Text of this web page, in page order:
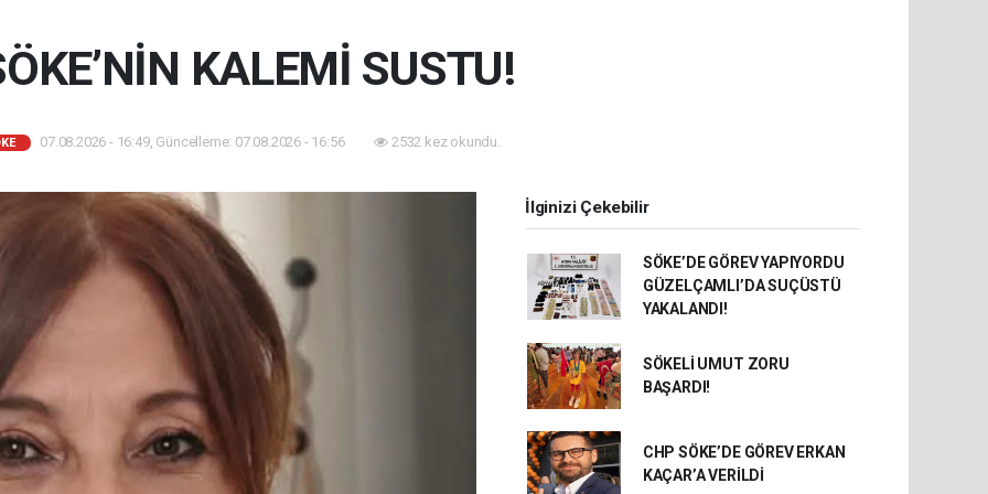
KALEMİ SUSTU!
07.08.2026 - 16:49, Güncelleme: 07.08.2026 - 16:56 2532 kez okundu.
İlginizi Çekebilir
SÖKE’DE GÖREV YAPIYORDU
GÜZELÇAMLI’DA SUÇÜSTÜ
YAKALANDI!
SÖKELİ UMUT ZORU
BAŞARDI!
CHP SÖKE’DE GÖREV ERKAN
KAÇAR’A VERİLDİ